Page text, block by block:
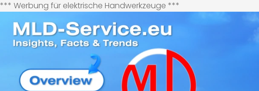
*** Werbung für elektrische Handwerkzeuge ***
Inhalt
springen
Zum Inhalt springen